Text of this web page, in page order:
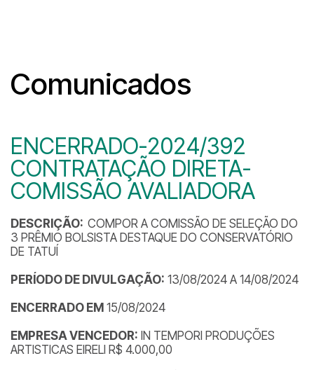
Comunicados
ENCERRADO-2024/392
CONTRATAÇÃO DIRETA-
COMISSÃO AVALIADORA
DESCRIÇÃO: COMPOR A COMISSÃO DE SELEÇÃO DO
3 PRÊMIO BOLSISTA DESTAQUE DO CONSERVATÓRIO
DE TATUÍ
PERÍODO DE DIVULGAÇÃO: 13/08/2024 A 14/08/2024
ENCERRADO EM 15/08/2024
EMPRESA VENCEDOR: IN TEMPORI PRODUÇÕES
ARTISTICAS EIRELI R$ 4.000,00